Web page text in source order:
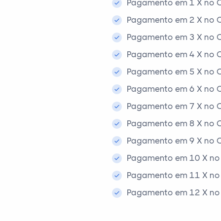
Pagamento em 1 X no
Pagamento em 2 X no
Pagamento em 3 X no
Pagamento em 4 X no
Pagamento em 5 X no
Pagamento em 6 X no
Pagamento em 7 X no
Pagamento em 8 X no
Pagamento em 9 X no
Pagamento em 10 X
Pagamento em 11 X
Pagamento em 12 X